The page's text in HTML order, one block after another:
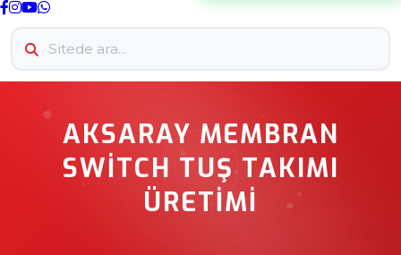
AKSARAY MEMBRAN
SWITCH TUŞ TAKIMI
ÜRETIMI